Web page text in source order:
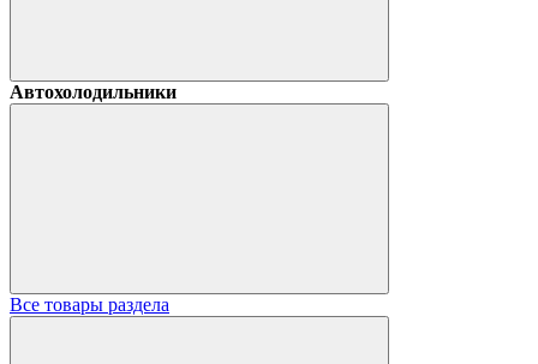
Автохолодильники
Все товары раздела